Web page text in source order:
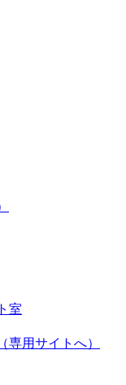
室
専用サイトへ）